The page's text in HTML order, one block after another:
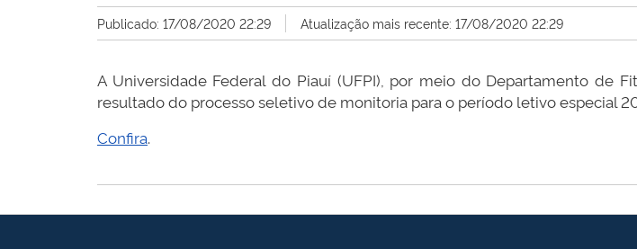
Publicado: 17/08/2020 22:29 Atualização mais recente: 17/08/2020 22:29
A Universidade Federal do Piauí (UFPI), por meio do Departamento de
resultado do processo seletivo de monitoria para o período letivo especial
Confira.